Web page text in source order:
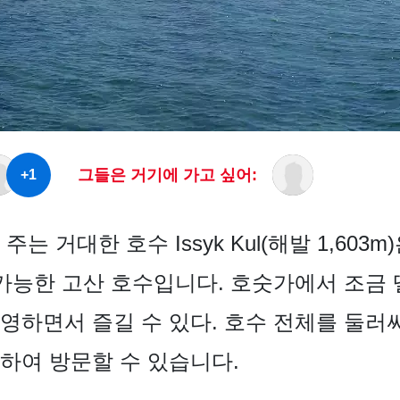
+1 그들은 거기에 가고 싶어:
는 거대한 호수 Issyk Kul(해발
능한 고산 호수입니다. 호숫가에서 조금
하면서 즐길 수 있다. 호수 전체를 둘러
여 방문할 수 있습니다.